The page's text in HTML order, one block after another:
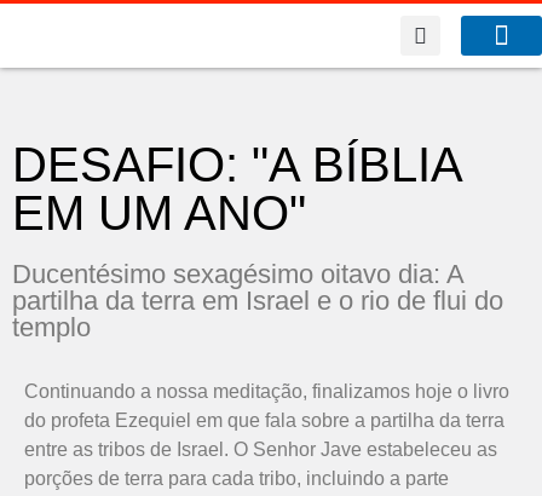
DESAFIO: "A BÍBLIA
EM UM ANO"
Ducentésimo sexagésimo oitavo dia: A
partilha da terra em Israel e o rio de flui do
templo
Continuando a nossa meditação, finalizamos hoje o livro
do profeta Ezequiel em que fala sobre a partilha da terra
entre as tribos de Israel. O Senhor Jave estabeleceu as
porções de terra para cada tribo, incluindo a parte